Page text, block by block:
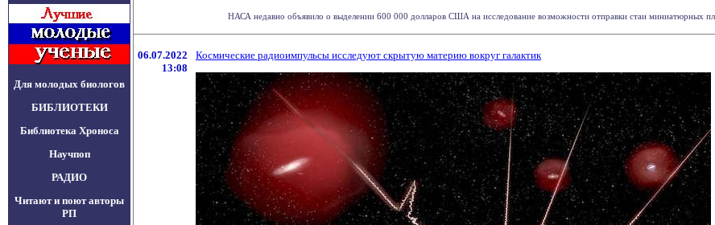
Для молодых биологов
БИБЛИОТЕКИ
Библиотека Хроноса
Научпоп
РАДИО
Читают и поют авторы
РП
НАСА недавно объявило о выделении 600 000 долларов США на исследование возможности отправки стаи миниатюрных
06.07.2022
13:08
Космические радиоимпульсы исследуют скрытую материю вокруг галактик